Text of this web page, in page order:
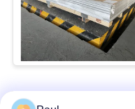
Λαϊκή